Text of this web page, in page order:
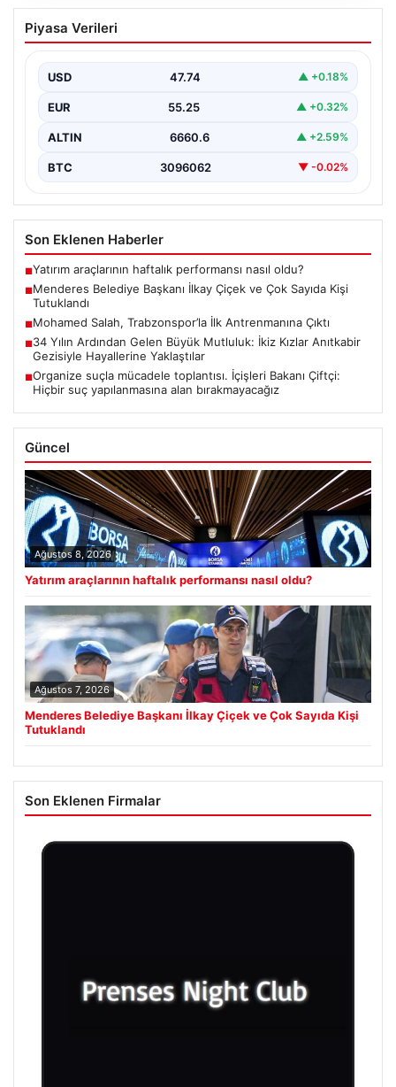
Menderes Belediye Başkanı İlkay Çiçek
ve Çok Sayıda Kişi Tutuklandı
soruşturma kapsamında, Belediye Başkanı İlkay Çiçek
ve…
Piyasa Verileri
USD 47.74 ▲ +0.18%
EUR 55.25 ▲ +0.32%
ALTIN 6660.6 ▲ +2.59%
BTC 3096062 ▼ -0.02%
Son Eklenen Haberler
■Yatırım araçlarının haftalık performansı nasıl oldu?
■Menderes Belediye Başkanı İlkay Çiçek ve Çok Sayıda Kişi
Tutuklandı
■Mohamed Salah, Trabzonspor’la İlk Antrenmanına Çıktı
■34 Yılın Ardından Gelen Büyük Mutluluk: İkiz Kızlar Anıtkabir
Gezisiyle Hayallerine Yaklaştılar
■Organize suçla mücadele toplantısı. İçişleri Bakanı Çiftçi:
Hiçbir suç yapılanmasına alan bırakmayacağız
Güncel
Ağustos 8, 2026
Yatırım araçlarının haftalık performansı nasıl oldu?
Ağustos 7, 2026
Menderes Belediye Başkanı İlkay Çiçek ve Çok Sayıda Kişi
Tutuklandı
Son Eklenen Firmalar